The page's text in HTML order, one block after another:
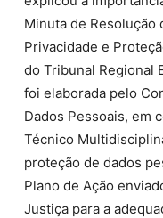
Minuta de Resolução
Privacidade e
do Tribunal Regional
foi elaborada pelo
Dados Pessoais, em
Técnico
proteção de dados
Plano de Ação
Justiça para a